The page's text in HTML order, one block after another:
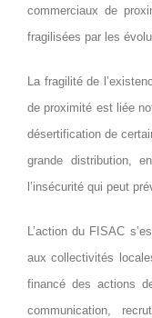
commerciaux de
fragilisées par les
La fragilité de
de proximité est liée
désertification de
grande distribution,
l’insécurité qui peut
L’action du FISAC
aux collectivités
financé des actions
communication,